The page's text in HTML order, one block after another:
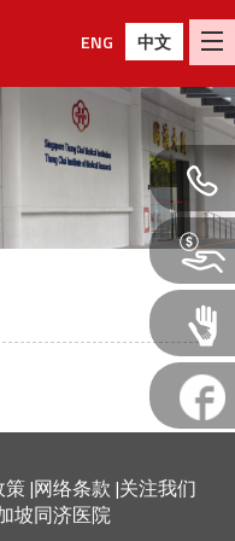
ENG 中文
策|网络条款 |关注我们
坡同济医院